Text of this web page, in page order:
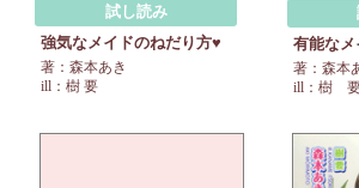
試し読み
強気なメイドのねだり方♥
著：森本あき
ill：樹 要
有能な
著：森本
ill：樹